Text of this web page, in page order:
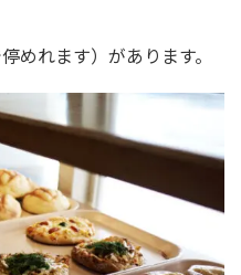
めれます）があります。